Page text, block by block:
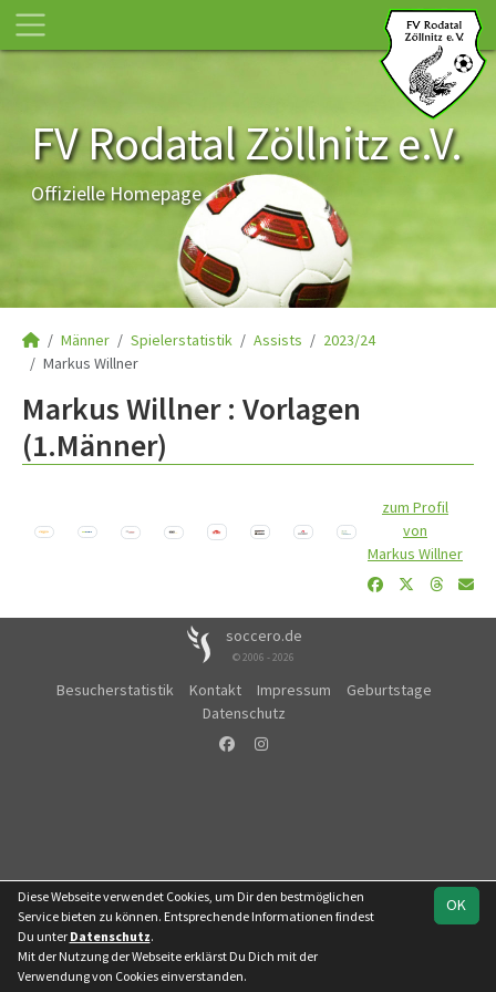
FV Rodatal Zöllnitz e.V.
Offizielle Homepage
Männer Spielerstatistik Assists
2023/24
Markus Willner
Markus Willner : Vorlagen
(1.Männer)
zum Profil
von
Markus Willner
soccero.de
© 2006 - 2026
Besucherstatistik Kontakt Impressum
Geburtstage
Datenschutz
OK
Diese Webseite verwendet Cookies, um Dir den bestmöglichen
Service bieten zu können. Entsprechende Informationen findest
Du unter Datenschutz.
Mit der Nutzung der Webseite erklärst Du Dich mit der
Verwendung von Cookies einverstanden.